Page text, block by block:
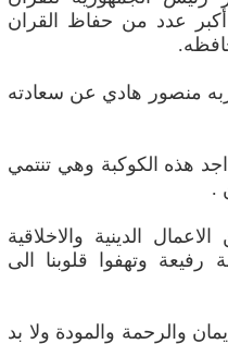
أكبر عدد من حفاظ القران
ربه منصور هادي عن سعادته
هذه الكوكبة وهي تنتمي
.
الدينية والاخلاقية
رفيعة وتهفوا قلوبنا الى
والرحمة والمودة ولا بد